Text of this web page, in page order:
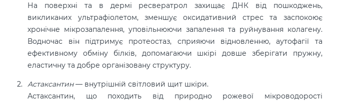
На поверхні та в дермі ресвератрол захищає ДНК від пошкоджень,
викликаних ультрафіолетом, зменшує оксидативний стрес та заспокоює
хронічне мікрозапалення, уповільнюючи запалення та руйнування колагену.
Водночас він підтримує протеостаз, сприяючи відновленню, аутофагії та
ефективному обміну білків, допомагаючи шкірі довше зберігати пружну,
еластичну та добре організовану структуру.
Астаксантин — внутрішній світловий щит шкіри.
Астаксантин, що походить від природно рожевої мікроводорості